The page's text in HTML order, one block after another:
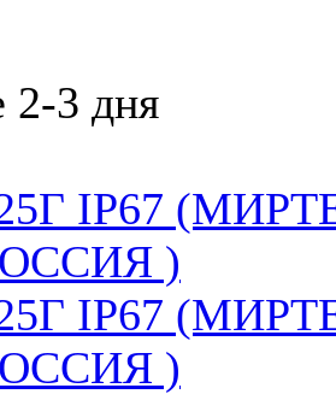
3 дня
IP67
)
IP67
)